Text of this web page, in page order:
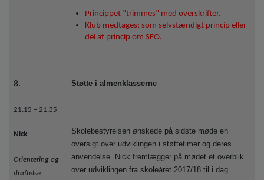
Princippet ”trimmes” med overskrifter.
Klub medtages; som selvstændigt princip eller
del af princip om SFO.
8.
21.15 – 21.35
Nick
Orientering og
drøftelse
Støtte i almenklasserne
Skolebestyrelsen ønskede på sidste møde en
oversigt over udviklingen i støttetimer og deres
anvendelse. Nick fremlægger på mødet et overblik
over udviklingen fra skoleåret 2017/18 til i dag.